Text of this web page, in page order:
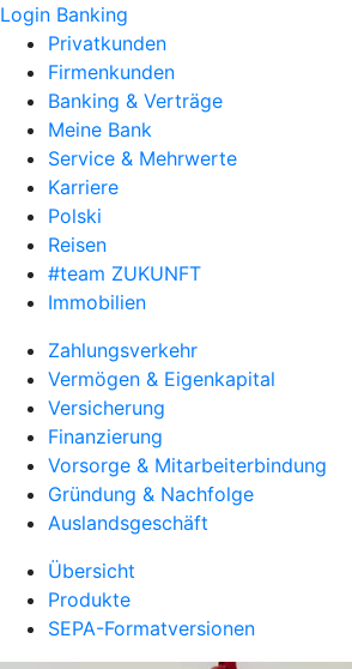
Login Banking
Privatkunden
Firmenkunden
Banking & Verträge
Meine Bank
Service & Mehrwerte
Karriere
Polski
Reisen
#team ZUKUNFT
Immobilien
Zahlungsverkehr
Vermögen & Eigenkapital
Versicherung
Finanzierung
Vorsorge & Mitarbeiterbindung
Gründung & Nachfolge
Auslandsgeschäft
Übersicht
Produkte
SEPA-Formatversionen